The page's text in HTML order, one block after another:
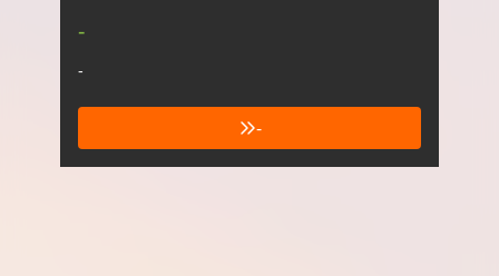
-
-
-